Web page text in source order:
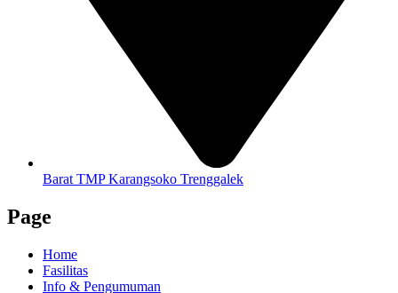
Barat TMP Karangsoko Trenggalek
Page
Home
Fasilitas
Info & Pengumuman